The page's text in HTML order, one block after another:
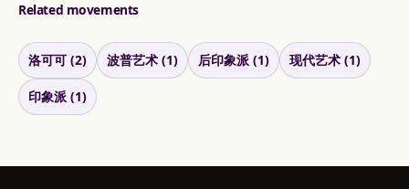
Related movements
洛可可 (2) 波普艺术 (1) 后印象派 (1) 现代艺术 (1)
印象派 (1)